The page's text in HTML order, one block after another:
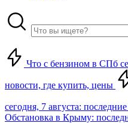
Что с бензином в СПб
новости, где купить, цены
сегодня, 7 августа:
Обстановка в Крыму: